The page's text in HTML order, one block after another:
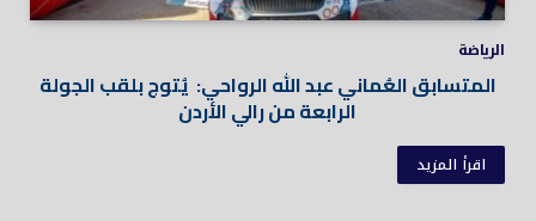
الرياضة
المتسابق العُماني عبد الله الرواحي: يُتوج بلقب الجولة
الرابعة من رالي الأردن
اقرأ المزيد